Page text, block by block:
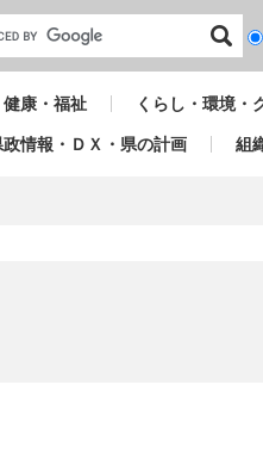
文へ
検
健康・福祉 くらし・環境・
政情報・ＤＸ・県の計画 組